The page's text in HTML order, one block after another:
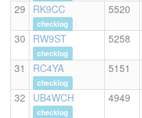
29 RK9CC
checklog
5520
30 RW9ST
checklog
5258
31 RC4YA
checklog
5151
32 UB4WCH
checklog
4949